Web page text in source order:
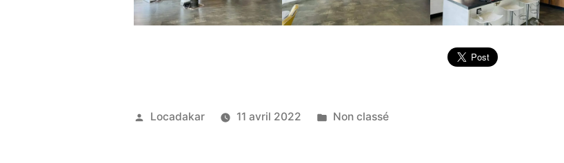
Publié
Locadakar 11 avril 2022
Publié
Non classé